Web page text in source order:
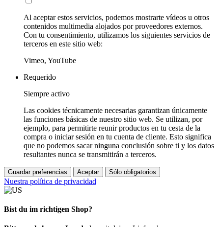
Al aceptar estos servicios, podemos mostrarte vídeos u otros
contenidos multimedia alojados por proveedores externos.
Con tu consentimiento, utilizamos los siguientes servicios de
terceros en este sitio web:
Vimeo, YouTube
Requerido
Siempre activo
Las cookies técnicamente necesarias garantizan únicamente
las funciones básicas de nuestro sitio web. Se utilizan, por
ejemplo, para permitirte reunir productos en tu cesta de la
compra o iniciar sesión en tu cuenta de cliente. Esto significa
que no podemos sacar ninguna conclusión sobre ti y los datos
resultantes nunca se transmitirán a terceros.
Guardar preferencias Aceptar Sólo obligatorios
Nuestra política de privacidad
Bist du im richtigen Shop?